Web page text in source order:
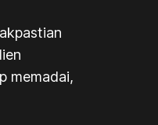
memadai,